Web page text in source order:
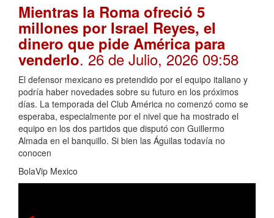
Mientras la Roma ofreció 5
millones por Israel Reyes, el
dinero que pide América para
venderlo. 26 de Julio, 2026 09:58
El defensor mexicano es pretendido por el equipo italiano y
podría haber novedades sobre su futuro en los próximos
días. La temporada del Club América no comenzó como se
esperaba, especialmente por el nivel que ha mostrado el
equipo en los dos partidos que disputó con Guillermo
Almada en el banquillo. Si bien las Águilas todavía no
conocen
BolaVip Mexico